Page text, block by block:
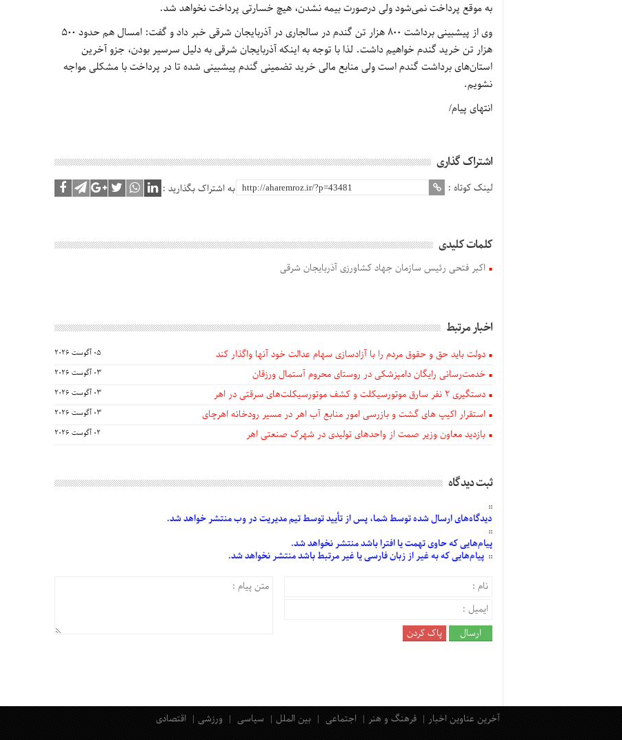
به موقع پرداخت نمی‌شود ولی درصورت بیمه نشدن، هیچ خسارتی پرداخت نخواهد شد.
وی از پیشبینی برداشت 800 هزار تن گندم در سالجاری در آذربایجان شرقی خبر داد و گفت: امسال هم حدود 500
هزار تن خرید گندم خواهیم داشت. لذا با توجه به اینکه آذربایجان شرقی به دلیل سرسیر بودن، جزو آخرین
استان‌های برداشت گندم است ولی منابع مالی خرید تضمینی گندم پیشبینی شده تا در پرداخت با مشکلی مواجه
نشویم.
انتهای پیام/
اشتراک گذاری
لینک کوتاه : به اشتراک بگذارید :
کلمات کلیدی
اکبر فتحی رئیس سازمان جهاد کشاورزی آذربایجان شرقی
اخبار مرتبط
دولت باید حق و حقوق مردم را با آزادسازی سهام عدالت خود آنها واگذار کند 05 آگوست 2026
خدمت‌رسانی رایگان دامپزشکی در روستای محروم آستمال ورزقان 03 آگوست 2026
دستگيری ۲ نفر سارق موتورسیکلت و کشف موتورسیکلت‌های سرقتی در اهر 03 آگوست 2026
استقرار اکیپ های گشت و بازرسی امور منابع آب اهر در مسیر رودخانه اهرچای 03 آگوست 2026
بازدید معاون وزیر صمت از واحدهای تولیدی در شهرک صنعتی اهر 02 آگوست 2026
ثبت دیدگاه
دیدگاه‌هایارسالشدهتوسط شما، پس از تأییدتوسط تیم مدیریت در وب منتشر خواهد شد.
پیام‌هاییکه حاوی تهمت یا افترا باشد منتشر نخواهد شد.
پیام‌هاییکه به غیر از زبان فارسی یا غیر مرتبط باشد منتشر نخواهد شد.
آخرین عناوین اخبار فرهنگ و هنر اجتماعی بین الملل سیاسی ورزشی اقتصادی